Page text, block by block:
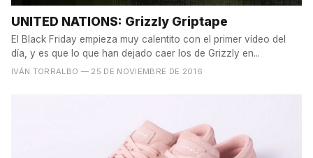
UNITED NATIONS: Grizzly Griptape
El Black Friday empieza muy calentito con el primer vídeo del
día, y es que lo que han dejado caer los de Grizzly en...
IVÁN TORRALBO — 25 DE NOVIEMBRE DE 2016